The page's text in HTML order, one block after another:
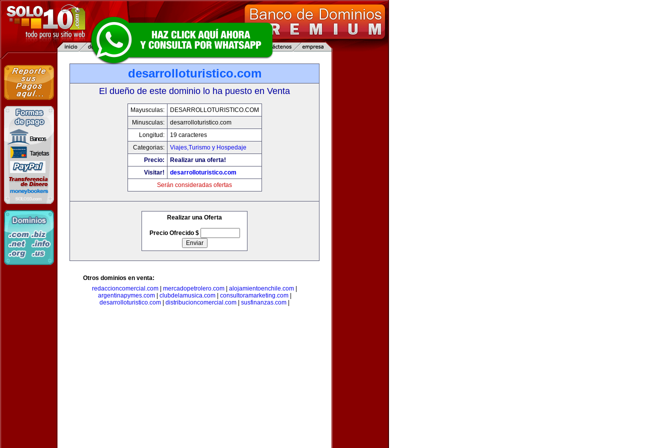
desarrolloturistico.com
El dueño de este dominio lo ha puesto en Venta
Mayusculas:
DESARROLLOTURISTICO.COM
Minusculas:
desarrolloturistico.com
Longitud:
19 caracteres
Categorias:
Viajes,Turismo y Hospedaje
Precio:
Realizar una oferta!
Visitar!
desarrolloturistico.com
Serán consideradas ofertas
Realizar una Oferta
Precio Ofrecido $
Otros dominios en venta:
redaccioncomercial.com
mercadopetrolero.com alojamientoenchile.com
argentinapymes.com| clubdelamusica.com| consultoramarketing.com|
desarrolloturistico.com
distribucioncomercial.com susfinanzas.com